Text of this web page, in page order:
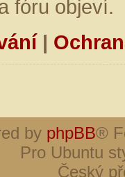
fóru objeví.
|
by phpBB®
Pro Ubuntu
Český